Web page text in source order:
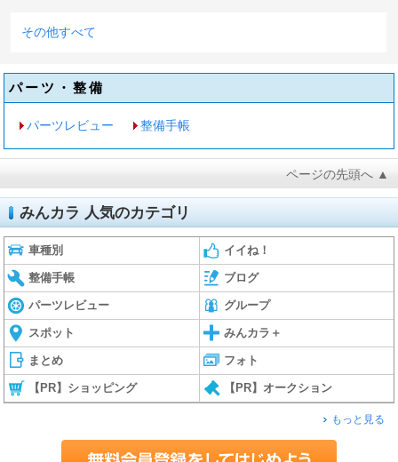
その他すべて
パーツ・整備
パーツレビュー 整備手帳
ページの先頭へ ▲
みんカラ 人気のカテゴリ
車種別 イイね！
整備手帳 ブログ
パーツレビュー グループ
スポット みんカラ＋
まとめ フォト
【PR】ショッピング 【PR】オークション
もっと見る